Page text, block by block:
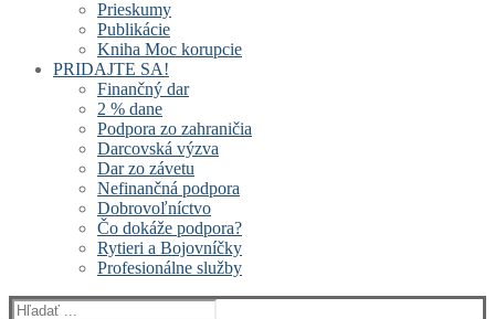
Prieskumy
Publikácie
Kniha Moc korupcie
PRIDAJTE SA!
Finančný dar
2 % dane
Podpora zo zahraničia
Darcovská výzva
Dar zo závetu
Nefinančná podpora
Dobrovoľníctvo
Čo dokáže podpora?
Rytieri a Bojovníčky
Profesionálne služby
Hľadať: